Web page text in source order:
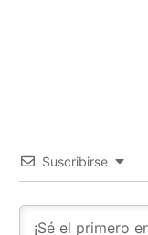
Suscribirse